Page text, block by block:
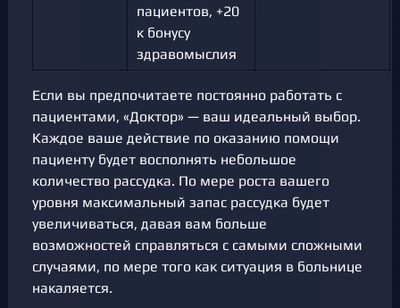
пациентов, +20
к бонусу
здравомыслия
Если вы предпочитаете постоянно работать с
пациентами, «Доктор» — ваш идеальный выбор.
Каждое ваше действие по оказанию помощи
пациенту будет восполнять небольшое
количество рассудка. По мере роста вашего
уровня максимальный запас рассудка будет
увеличиваться, давая вам больше
возможностей справляться с самыми сложными
случаями, по мере того как ситуация в больнице
накаляется.